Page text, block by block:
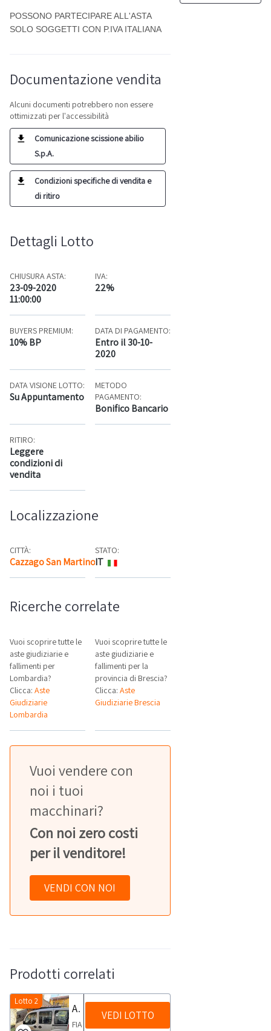
POSSONO PARTECIPARE ALL'ASTA
SOLO SOGGETTI CON P.IVA ITALIANA
Documentazione vendita
Alcuni documenti potrebbero non essere
ottimizzati per l'accessibilità
Comunicazione scissione abilio
S.p.A.
Condizioni specifiche di vendita e
di ritiro
Dettagli Lotto
CHIUSURA ASTA:
23-09-2020
11:00:00
IVA:
22%
BUYERS PREMIUM:
10% BP
DATA DI PAGAMENTO:
Entro il 30-10-
2020
DATA VISIONE LOTTO:
Su Appuntamento
METODO
PAGAMENTO:
Bonifico Bancario
RITIRO:
Leggere
condizioni di
vendita
Localizzazione
CITTÀ:
Cazzago San Martino Mappa
STATO:
IT
Ricerche correlate
Vuoi scoprire tutte le
aste giudiziarie e
fallimenti per
Lombardia?
Clicca: Aste
Giudiziarie
Lombardia
Vuoi scoprire tutte le
aste giudiziarie e
fallimenti per la
provincia di Brescia?
Clicca:Aste
Giudiziarie Brescia
Vuoi vendere con
noi i tuoi
macchinari?
Con noi zero costi
per il venditore!
VENDI CON NOI
Prodotti correlati
Lotto 2
Autocarro Fiat Doblò
FIAT
VEDI LOTTO